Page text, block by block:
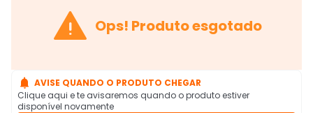
 Ops! Produto esgotado
 AVISE QUANDO O PRODUTO CHEGAR
Clique aqui e te avisaremos quando o produto estiver
disponível novamente